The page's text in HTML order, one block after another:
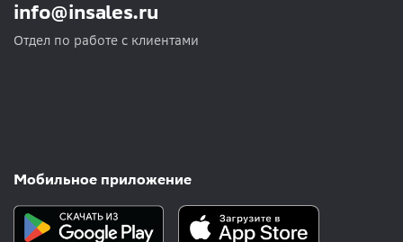
info@insales.ru
Отдел по работе с клиентами
Мобильное приложение